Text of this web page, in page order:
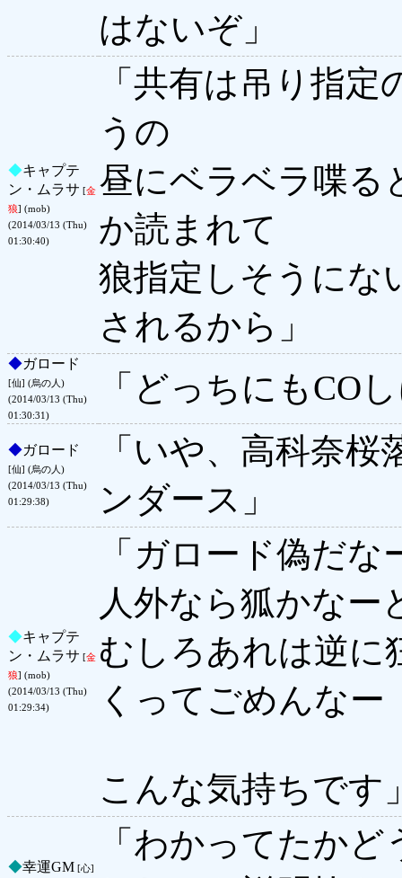
はないぞ」
◆キャプテ
ン・ムラサ [金
狼] (mob)
(2014/03/13 (Thu)
01:30:40)
「共有は吊り指
うの
昼にベラベラ喋る
か読まれて
狼指定しそうにな
されるから」
◆ガロード
[仙] (烏の人)
(2014/03/13 (Thu)
01:30:31)
「どっちにもCO
◆ガロード
[仙] (烏の人)
(2014/03/13 (Thu)
01:29:38)
「いや、高科奈
ンダース」
◆キャプテ
ン・ムラサ [金
狼] (mob)
(2014/03/13 (Thu)
01:29:34)
「ガロード偽だ
人外なら狐かなー
むしろあれは逆に
くってごめんなー
こんな気持ちです
◆幸運GM [心]
「わかってたか